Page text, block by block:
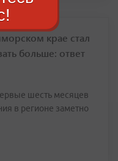
крае стал
больше: ответ
шесть месяцев
в регионе заметно